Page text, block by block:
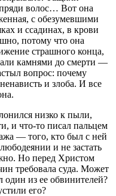
волос… Вот она
с обезумевшими
и ссадинах, в крови
потому что она
страшного конца,
камнями до смерти —
вопрос: почему
и злоба. И все
низко к пыли,
и что-то писал пальцем
— того, кто был с ней
и не застать
Но перед Христом
требовала суда. Может
из ее обвинителей?
его?